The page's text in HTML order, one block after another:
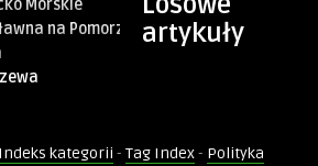
artykuły
Morskie
na Pomorzu
Indeks kategorii - Tag Index- Polityka